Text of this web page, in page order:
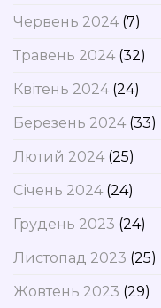
Червень 2024(7)
Травень 2024(32)
Квітень 2024(24)
Березень 2024(33)
Лютий 2024(25)
Січень 2024(24)
Грудень 2023 (24)
Листопад 2023 (25)
Жовтень 2023 (29)